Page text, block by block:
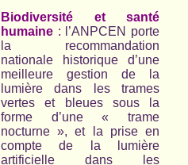
Biodiversité et santé
humaine : l’ANPCEN porte
la recommandation
nationale historique d’une
meilleure gestion de la
lumière dans les trames
vertes et bleues sous la
forme d’une « trame
nocturne », et la prise en
compte de la lumière
artificielle dans les